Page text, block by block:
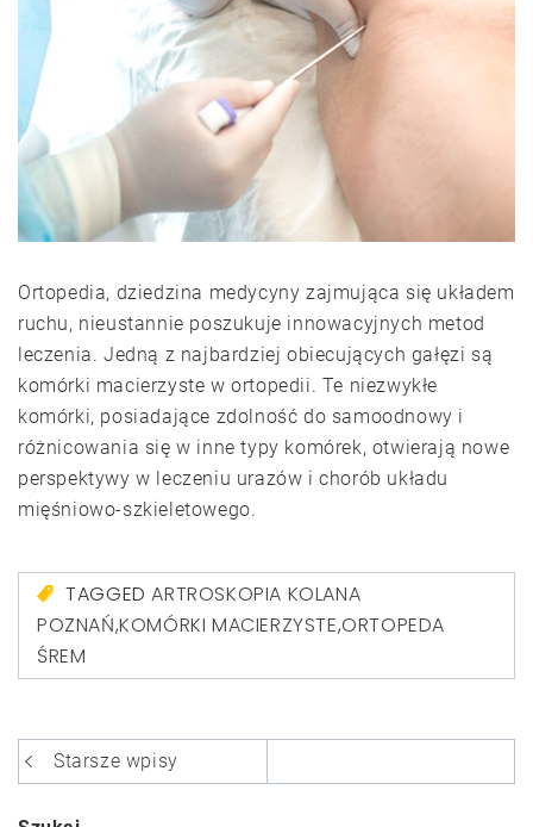
Ortopedia, dziedzina medycyny zajmująca się układem
ruchu, nieustannie poszukuje innowacyjnych metod
leczenia. Jedną z najbardziej obiecujących gałęzi są
komórki macierzyste w ortopedii. Te niezwykłe
komórki, posiadające zdolność do samoodnowy i
różnicowania się w inne typy komórek, otwierają nowe
perspektywy w leczeniu urazów i chorób układu
mięśniowo-szkieletowego.
TAGGEDARTROSKOPIA KOLANA
POZNAŃ,KOMÓRKI MACIERZYSTE,ORTOPEDA
ŚREM
Nawigacja
po
Starsze wpisy